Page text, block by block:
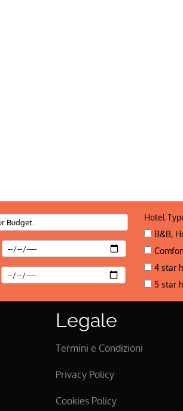
Hotel
B&B,
4 star
5 star
Legale
Termini e Condizioni
Privacy Policy
Cookies Policy